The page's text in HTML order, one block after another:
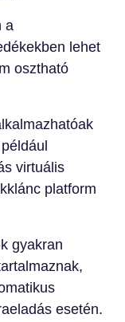
a
lehet
osztható
virtuális
platform
gyakran
esetén.